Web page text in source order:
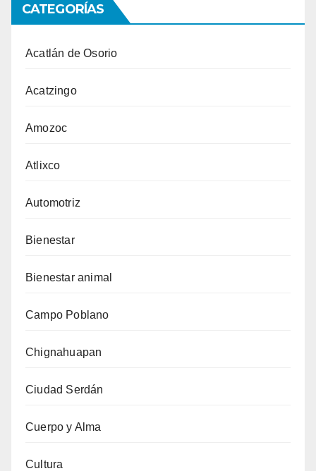
CATEGORÍAS
Acatlán de Osorio
Acatzingo
Amozoc
Atlixco
Automotriz
Bienestar
Bienestar animal
Campo Poblano
Chignahuapan
Ciudad Serdán
Cuerpo y Alma
Cultura